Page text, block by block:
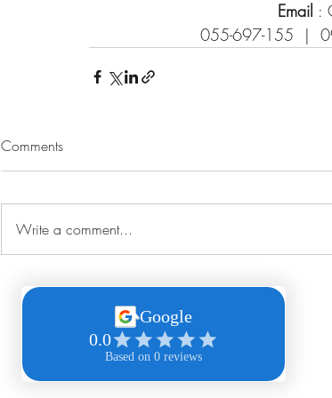
Email :
055-697-155  |
Comments
Write a comment...